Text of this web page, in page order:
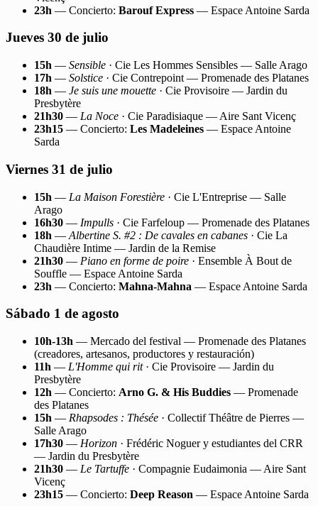
23h — Concierto: Barouf Express — Espace Antoine Sarda
Jueves 30 de julio
15h — Sensible · Cie Les Hommes Sensibles — Salle Arago
17h — Solstice · Cie Contrepoint — Promenade des Platanes
18h — Je suis une mouette · Cie Provisoire — Jardin du
Presbytère
21h30 — La Noce · Cie Paradisiaque — Aire Sant Vicenç
23h15 — Concierto: Les Madeleines — Espace Antoine
Sarda
Viernes 31 de julio
15h — La Maison Forestière · Cie L'Entreprise — Salle
Arago
16h30 — Impulls · Cie Farfeloup — Promenade des Platanes
18h — Albertine S. #2 : De cavales en cabanes · Cie La
Chaudière Intime — Jardin de la Remise
21h30 — Piano en forme de poire · Ensemble À Bout de
Souffle — Espace Antoine Sarda
23h — Concierto: Mahna-Mahna — Espace Antoine Sarda
Sábado 1 de agosto
10h-13h — Mercado del festival — Promenade des Platanes
(creadores, artesanos, productores y restauración)
11h — L'Homme qui rit· Cie Provisoire — Jardin du
Presbytère
12h — Concierto: Arno G. & His Buddies — Promenade
des Platanes
15h — Rhapsodes : Thésée · Collectif Théâtre de Pierres —
Salle Arago
17h30 — Horizon · Frédéric Noguer y estudiantes del CRR
— Jardin du Presbytère
21h30 — Le Tartuffe · Compagnie Eudaimonia — Aire Sant
Vicenç
23h15 — Concierto: Deep Reason — Espace Antoine Sarda